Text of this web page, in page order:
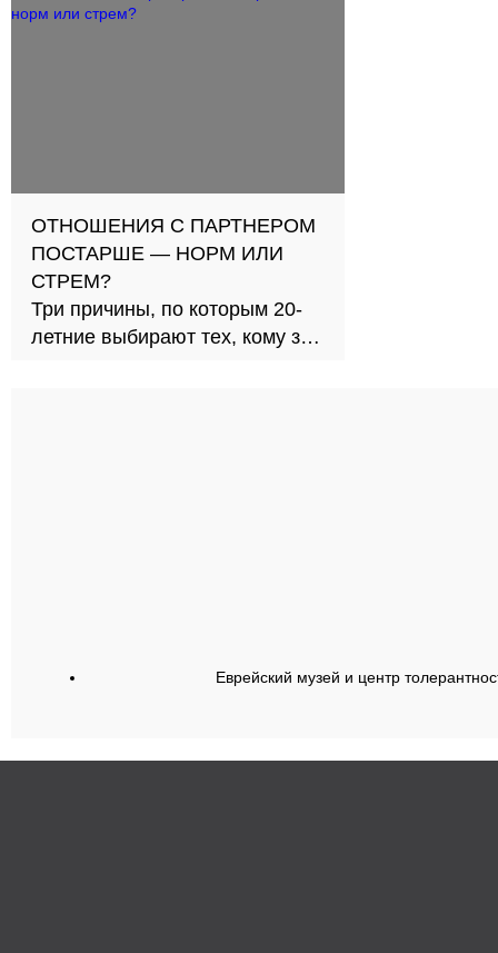
ОТНОШЕНИЯ С ПАРТНЕРОМ
ПОСТАРШЕ — НОРМ ИЛИ
СТРЕМ?
Три причины, по которым 20-
летние выбирают тех, кому за
Еврейский музей и центр